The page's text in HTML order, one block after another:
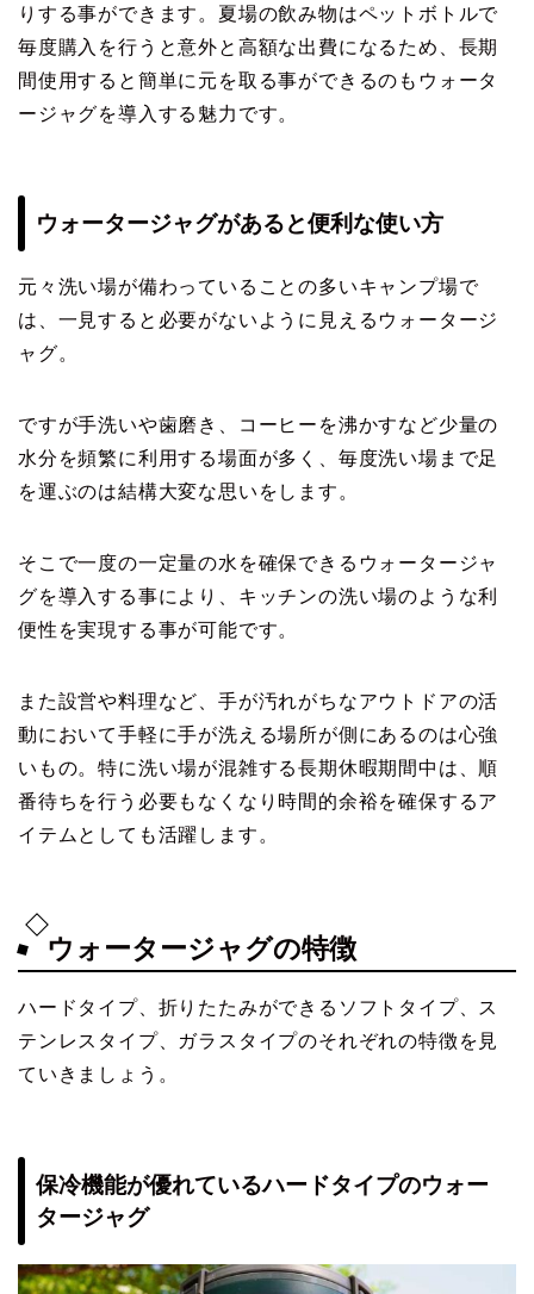
りする事ができます。夏場の飲み物はペットボトルで
毎度購入を行うと意外と高額な出費になるため、長期
間使用すると簡単に元を取る事ができるのもウォータ
ージャグを導入する魅力です。
ウォータージャグがあると便利な使い方
元々洗い場が備わっていることの多いキャンプ場で
は、一見すると必要がないように見えるウォータージ
ャグ。
ですが手洗いや歯磨き、コーヒーを沸かすなど少量の
水分を頻繁に利用する場面が多く、毎度洗い場まで足
を運ぶのは結構大変な思いをします。
そこで一度の一定量の水を確保できるウォータージャ
グを導入する事により、キッチンの洗い場のような利
便性を実現する事が可能です。
また設営や料理など、手が汚れがちなアウトドアの活
動において手軽に手が洗える場所が側にあるのは心強
いもの。特に洗い場が混雑する長期休暇期間中は、順
番待ちを行う必要もなくなり時間的余裕を確保するア
イテムとしても活躍します。
ウォータージャグの特徴
ハードタイプ、折りたたみができるソフトタイプ、ス
テンレスタイプ、ガラスタイプのそれぞれの特徴を見
ていきましょう。
保冷機能が優れているハードタイプのウォー
タージャグ